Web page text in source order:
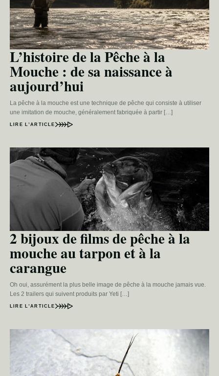
L’histoire de la Pêche à la
Mouche : de sa naissance à
aujourd’hui
La pêche à la mouche est une technique de pêche qui consiste à utiliser
une imitation de mouche, généralement fabriquée à partir […]
LIRE L’ARTICLE
2 bijoux de films de pêche à la
mouche au tarpon et à la
carangue
Oh oui, assurément la plus belle image de pêche à la mouche jamais vue.
Les 2 trailers qui suivent produits par Yeti […]
LIRE L’ARTICLE